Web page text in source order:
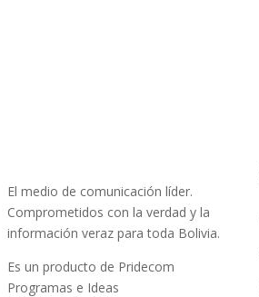
El medio de comunicación líder.
Comprometidos con la verdad y la
información veraz para toda Bolivia.
Es un producto de Pridecom
Programas e Ideas